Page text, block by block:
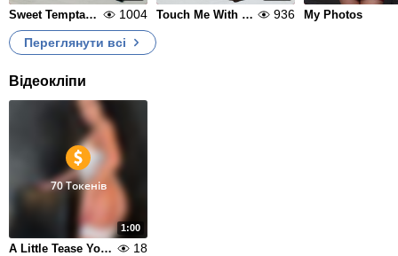
Sweet Temptation 1004 Touch Me With Your Eyes 936 My Photos
Переглянути всі
Відеокліпи
1:00
70 Токенів
A Little Tease You Wont Forget 18